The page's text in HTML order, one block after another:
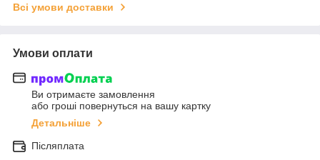
Всі умови доставки
Умови оплати
Ви отримаєте замовлення
або гроші повернуться на вашу картку
Детальніше
Післяплата